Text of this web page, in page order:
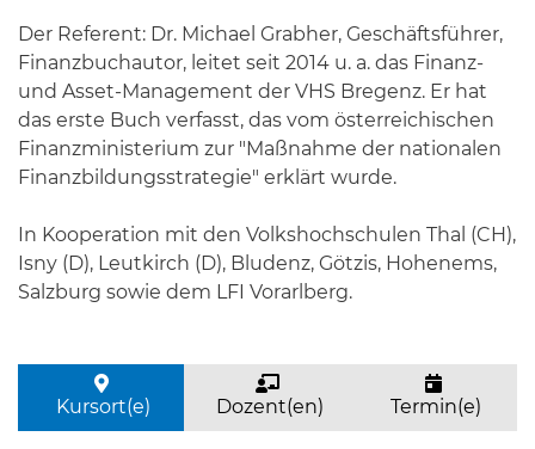
Der Referent: Dr. Michael Grabher, Geschäftsführer,
Finanzbuchautor, leitet seit 2014 u. a. das Finanz-
und Asset-Management der VHS Bregenz. Er hat
das erste Buch verfasst, das vom österreichischen
Finanzministerium zur "Maßnahme der nationalen
Finanzbildungsstrategie" erklärt wurde.
In Kooperation mit den Volkshochschulen Thal (CH),
Isny (D), Leutkirch (D), Bludenz, Götzis, Hohenems,
Salzburg sowie dem LFI Vorarlberg.
Kursort(e) Dozent(en) Termin(e)